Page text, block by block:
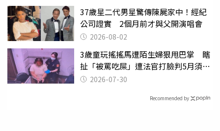
37歲星二代男星驚傳陳屍家中！經紀
公司證實 2個月前才與父開演唱會
2026-08-02
3歲童玩搖搖馬遭陌生婦狠甩巴掌 瞎
扯「被罵吃屎」遭法官打臉判5月須入
監 2026-07-30
Recommended by